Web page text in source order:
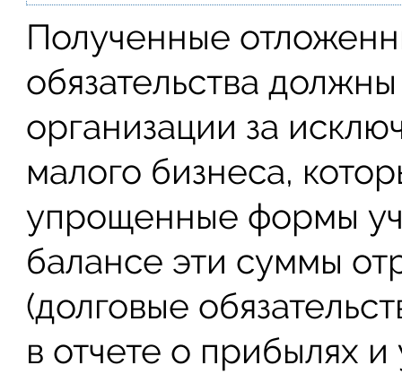
Полученные
обязательства
организации за
малого бизнеса,
упрощенные формы
балансе эти суммы
(долговые
в отчете о прибылях